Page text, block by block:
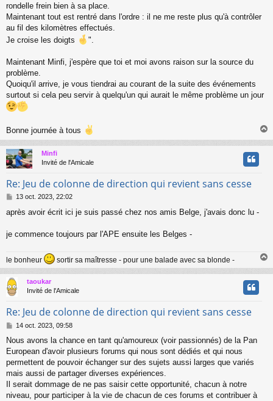
rondelle frein bien à sa place.
Maintenant tout est rentré dans l'ordre : il ne me reste plus qu'à contrôler
au fil des kilomètres effectués.
Je croise les doigts
".
Maintenant Minfi, j'espère que toi et moi avons raison sur la source du
problème.
Quoiqu'il arrive, je vous tiendrai au courant de la suite des événements
surtout si cela peu servir à quelqu'un qui aurait le même problème un jour
Bonne journée à tous
a
u
Minfi
Invité de l'Amicale
Re: Jeu de colonne de direction qui revient sans cesse
M
s
a
13 oct. 2023, 22:02
après avoir écrit ici je suis passé chez nos amis Belge, j'avais donc lu -
je commence toujours par l'APE ensuite les Belges -
le bonheur sortir sa maîtresse - pour une balade avec sa blonde -
a
u
taoukar
Invité de l'Amicale
Re: Jeu de colonne de direction qui revient sans cesse
M
s
s
a
g
14 oct. 2023, 09:58
Nous avons la chance en tant qu'amoureux (voir passionnés) de la Pan
European d'avoir plusieurs forums qui nous sont dédiés et qui nous
permettent de pouvoir échanger sur des sujets aussi larges que variés
mais aussi de partager diverses expériences.
Il serait dommage de ne pas saisir cette opportunité, chacun à notre
niveau, pour participer à la vie de chacun de ces forums et contribuer à